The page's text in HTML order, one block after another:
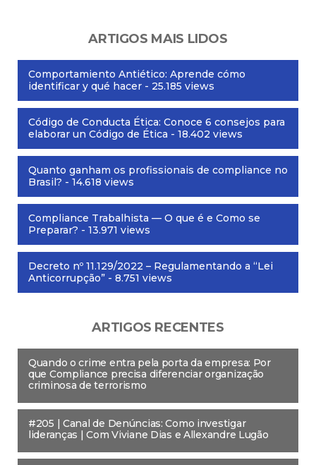
ARTIGOS MAIS LIDOS
Comportamiento Antiético: Aprende cómo
identificar y qué hacer - 25.185 views
Código de Conducta Ética: Conoce 6 consejos para
elaborar un Código de Ética - 18.402 views
Quanto ganham os profissionais de compliance no
Brasil? - 14.618 views
Compliance Trabalhista — O que é e Como se
Preparar? - 13.971 views
Decreto nº 11.129/2022 – Regulamentando a “Lei
Anticorrupção” - 8.751 views
ARTIGOS RECENTES
Quando o crime entra pela porta da empresa: Por
que Compliance precisa diferenciar organização
criminosa de terrorismo
#205 | Canal de Denúncias: Como investigar
lideranças | Com Viviane Dias e Allexandre Lugão